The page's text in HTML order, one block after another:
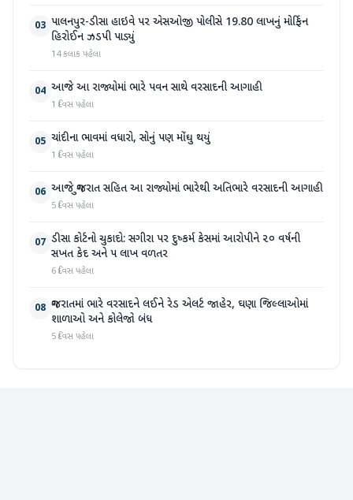
03 પાલનપુર-ડીસા હાઇવે પર એસઓજી પોલીસે 19.80 લાખનું મોર્ફિન
હિરોઈન ઝડપી પાડ્યું
14 કલાક પહેલા
04 આજે આ રાજ્યોમાં ભારે પવન સાથે વરસાદની આગાહી
1 દિવસ પહેલા
05 ચાંદીના ભાવમાં વધારો, સોનું પણ મોંઘુ થયું
1 દિવસ પહેલા
06 આજે ગુજરાત સહિત આ રાજ્યોમાં ભારેથી અતિભારે વરસાદની આગાહી
5 દિવસ પહેલા
07 ડીસા કોર્ટનો ચુકાદો: સગીરા પર દુષ્કર્મ કેસમાં આરોપીને ૨૦ વર્ષની
સખત કેદ અને ૫ લાખ વળતર
6 દિવસ પહેલા
08 ગુજરાતમાં ભારે વરસાદને લઈને રેડ એલર્ટ જાહેર, ઘણા જિલ્લાઓમાં
શાળાઓ અને કોલેજો બંધ
5 દિવસ પહેલા